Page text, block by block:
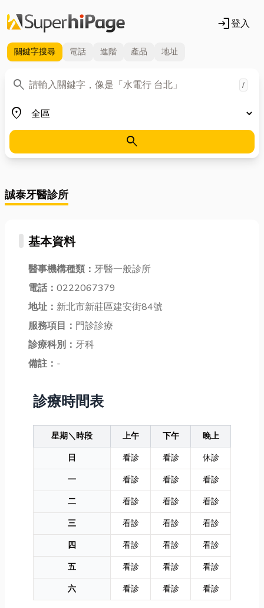
login登入
關鍵字搜尋 電話 進階 產品 地址
search
關鍵字 /
place
地區
search
誠泰牙醫診所
基本資料
醫事機構種類： 牙醫一般診所
電話： 0222067379
地址： 新北市新莊區建安街84號
服務項目： 門診診療
診療科別： 牙科
備註： -
診療時間表
星期＼時段 上午 下午
晚上
日
看診 看診
休診
一
看診 看診
看診
二
看診 看診
看診
三
看診 看診
看診
四
看診 看診
看診
五
看診 看診
看診
六
看診 看診 看診